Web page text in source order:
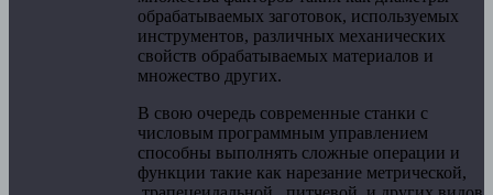
обрабатываемых заготовок, используемых
инструментов, различных механических
свойств обрабатываемых материалов и
множество других.
В свою очередь современные станки с
числовым программным управлением
способны выполнять сложные операции и
функции такие как нарезание метрической,